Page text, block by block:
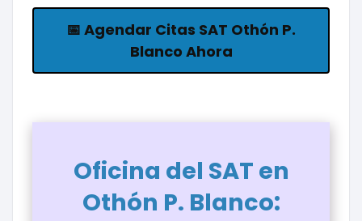
📅 Agendar Citas SAT Othón P.
Blanco Ahora
Oficina del SAT en
Othón P. Blanco: